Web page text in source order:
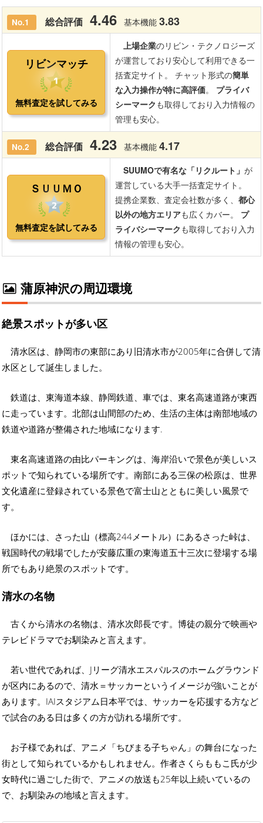
蒲原神沢の周辺環境
絶景スポットが多い区
清水区は、静岡市の東部にあり旧清水市が2005年に合併して清
水区として誕生しました。
鉄道は、東海道本線、静岡鉄道、車では、東名高速道路が東西
に走っています。北部は山間部のため、生活の主体は南部地域の
鉄道や道路が整備された地域になります.
東名高速道路の由比パーキングは、海岸沿いで景色が美しいス
ポットで知られている場所です。南部にある三保の松原は、世界
文化遺産に登録されている景色で富士山とともに美しい風景で
す。
ほかには、さった山（標高244メートル）にあるさった峠は、
戦国時代の戦場でしたが安藤広重の東海道五十三次に登場する場
所でもあり絶景のスポットです。
清水の名物
古くから清水の名物は、清水次郎長です。博徒の親分で映画や
テレビドラマでお馴染みと言えます。
若い世代であれば、Jリーグ清水エスパルスのホームグラウンド
が区内にあるので、清水＝サッカーというイメージが強いことが
あります。IAIスタジアム日本平では、サッカーを応援する方など
で試合のある日は多くの方が訪れる場所です。
お子様であれば、アニメ「ちびまる子ちゃん」の舞台になった
街として知られているかもしれません。作者さくらももこ氏が少
女時代に過ごした街で、アニメの放送も25年以上続いているの
で、お馴染みの地域と言えます。